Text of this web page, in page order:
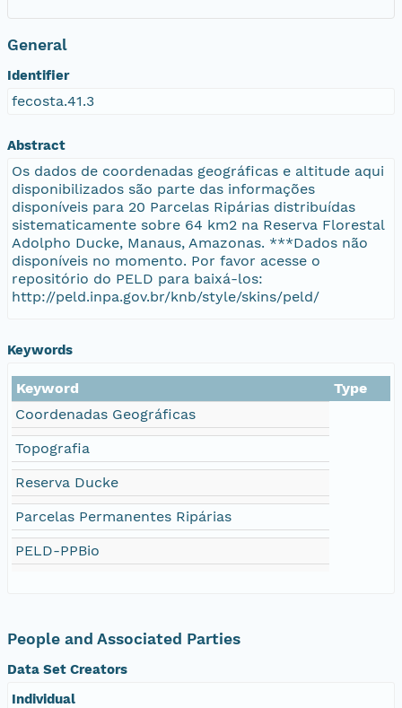
General
Identifier
fecosta.41.3
Abstract
Os dados de coordenadas geográficas e altitude aqui
disponibilizados são parte das informações
disponíveis para 20 Parcelas Ripárias distribuídas
sistematicamente sobre 64 km2 na Reserva Florestal
Adolpho Ducke, Manaus, Amazonas. ***Dados não
disponíveis no momento. Por favor acesse o
repositório do PELD para baixá-los:
http://peld.inpa.gov.br/knb/style/skins/peld/
Keywords
Keyword
Type
Coordenadas Geográficas
Topografia
Reserva Ducke
Parcelas Permanentes Ripárias
PELD-PPBio
People and Associated Parties
Data Set Creators
Individual